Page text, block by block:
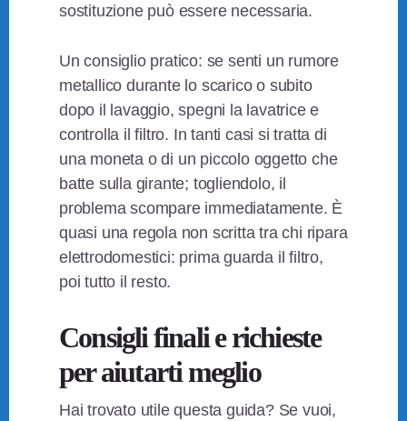
sostituzione può essere necessaria.
Un consiglio pratico: se senti un rumore
metallico durante lo scarico o subito
dopo il lavaggio, spegni la lavatrice e
controlla il filtro. In tanti casi si tratta di
una moneta o di un piccolo oggetto che
batte sulla girante; togliendolo, il
problema scompare immediatamente. È
quasi una regola non scritta tra chi ripara
elettrodomestici: prima guarda il filtro,
poi tutto il resto.
Consigli finali e richieste
per aiutarti meglio
Hai trovato utile questa guida? Se vuoi,